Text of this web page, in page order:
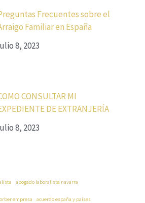
Frecuentes sobre el
Familiar en España
8, 2023
CONSULTAR MI
DE EXTRANJERÍA
8, 2023
abogado laboralista navarra
empresa acuerdo españa y países